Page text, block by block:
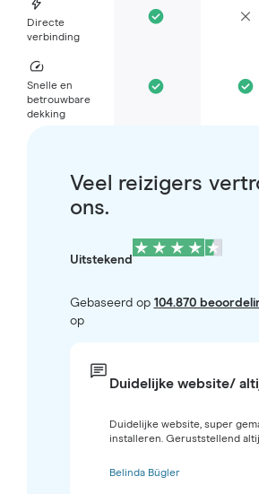
Directe
verbinding
Snelle en
betrouwbare
dekking
Veel reizigers
ons.
Uitstekend
Gebaseerd op 104.870
op
Duidelijke website/
Duidelijke website, super
installeren. Geruststellend
Belinda Bügler